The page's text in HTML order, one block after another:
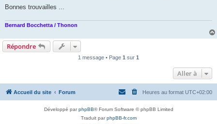
Bonnes trouvailles ...
Bernard Bocchetta / Thonon
Répondre
1 message • Page 1 sur 1
Aller à
Accueil du site Forum Heures au format UTC+02:00
Développé parphpBB® Forum Software © phpBB Limited
Traduit parphpBB-fr.com